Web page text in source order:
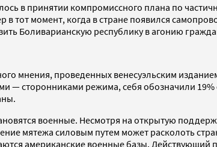
в принятии компромиссного плана по
в тот момент, когда в стране появился
Боливарианскую республику в агонию
мнения, проведенных венесуэльским
— сторонниками режима, себя обозначили
военные. Несмотря на открытую
мятежа силовым путем может расколоть
американские военные базы. Действующий